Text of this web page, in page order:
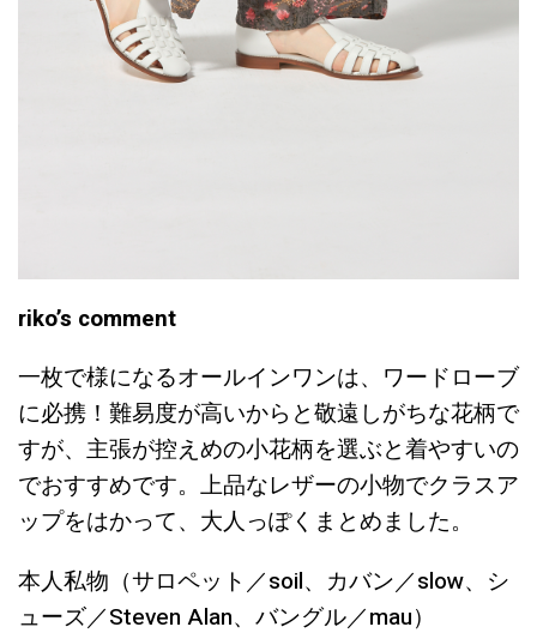
riko’s comment
一枚で様になるオールインワンは、ワードローブ
に必携！難易度が高いからと敬遠しがちな花柄で
すが、主張が控えめの小花柄を選ぶと着やすいの
でおすすめです。上品なレザーの小物でクラスア
ップをはかって、大人っぽくまとめました。
本人私物（サロペット／soil、カバン／slow、シ
ューズ／Steven Alan、バングル／mau）